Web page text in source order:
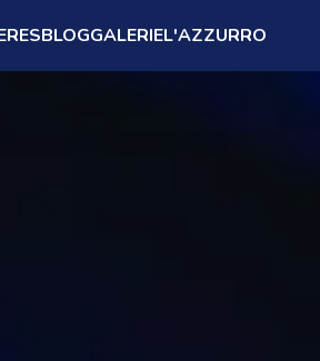
BLOGGALERIEL'AZZURRO